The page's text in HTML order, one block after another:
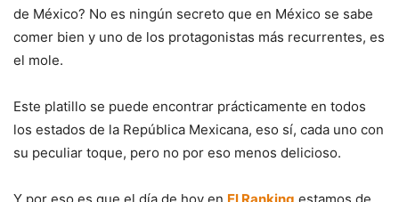
de México? No es ningún secreto que en México se sabe
comer bien y uno de los protagonistas más recurrentes, es
el mole.
Este platillo se puede encontrar prácticamente en todos
los estados de la República Mexicana, eso sí, cada uno con
su peculiar toque, pero no por eso menos delicioso.